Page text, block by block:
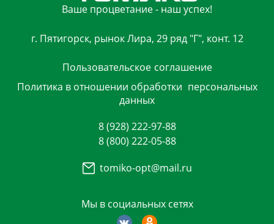
Ваше процветание - наш успех!
г. Пятигорск, рынок Лира, 29 ряд "Г", конт. 12
Пользовательское соглашение
Политика в отношении обработки персональных
данных
Мы в социальных сетях
8 (928) 222-97-88
8 (800) 222-05-88
tomiko-opt@mail.ru